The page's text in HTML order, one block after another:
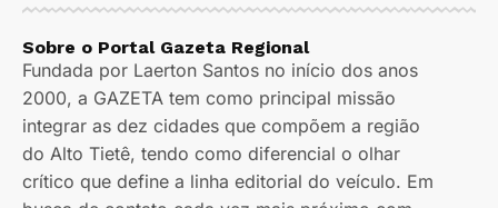
Sobre o Portal Gazeta Regional
Fundada por Laerton Santos no início dos anos
2000, a GAZETA tem como principal missão
integrar as dez cidades que compõem a região
do Alto Tietê, tendo como diferencial o olhar
crítico que define a linha editorial do veículo. Em